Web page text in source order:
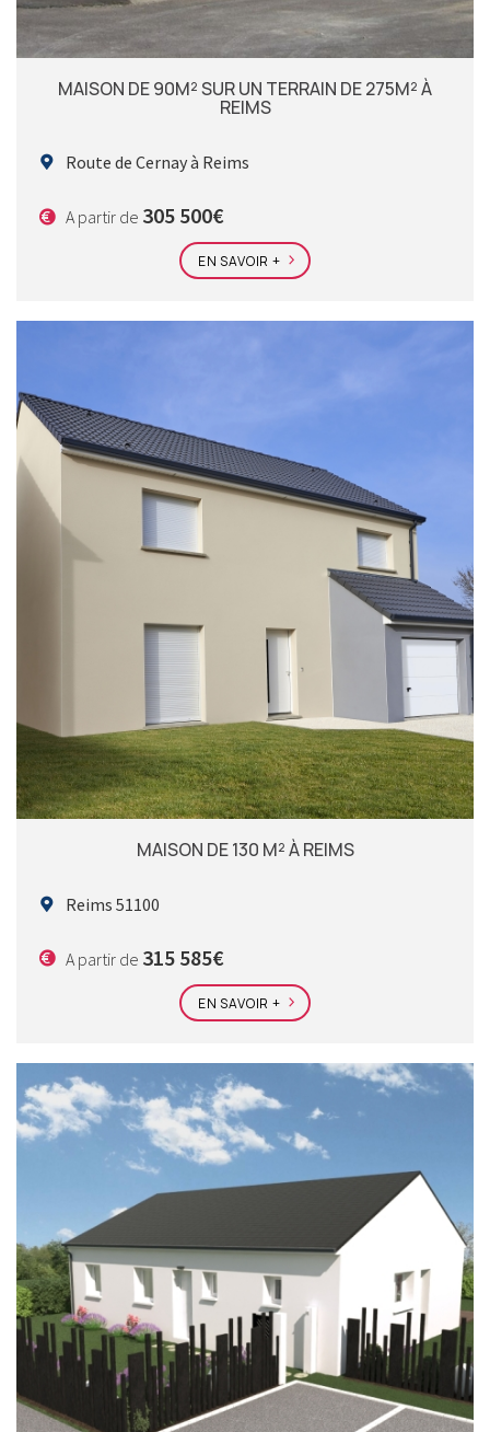
MAISON DE 90M² SUR UN TERRAIN DE 275M² À
REIMS
Route de Cernay à Reims
A partir de 305 500€
EN SAVOIR +
MAISON DE 130 M² À REIMS
Reims 51100
A partir de 315 585€
EN SAVOIR +